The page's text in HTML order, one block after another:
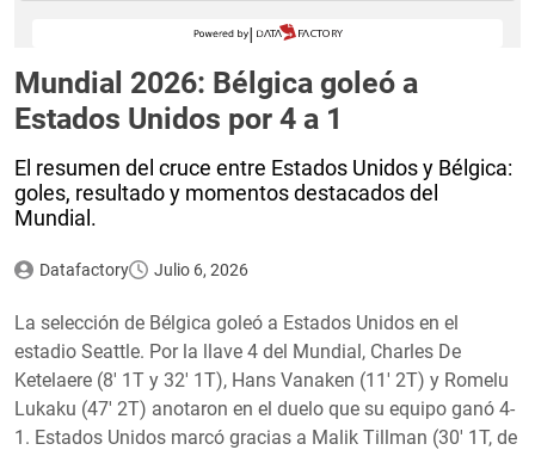
Mundial 2026: Bélgica goleó a
Estados Unidos por 4 a 1
El resumen del cruce entre Estados Unidos y Bélgica:
goles, resultado y momentos destacados del
Mundial.
Datafactory Julio 6, 2026
La selección de Bélgica goleó a Estados Unidos en el
estadio Seattle. Por la llave 4 del Mundial, Charles De
Ketelaere (8′ 1T y 32′ 1T), Hans Vanaken (11′ 2T) y Romelu
Lukaku (47′ 2T) anotaron en el duelo que su equipo ganó 4-
1. Estados Unidos marcó gracias a Malik Tillman (30′ 1T, de